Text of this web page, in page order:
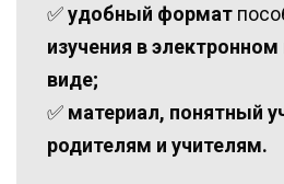
✅удобный формат
изучения в
виде;
✅материал, понятный
родителям и учителям.